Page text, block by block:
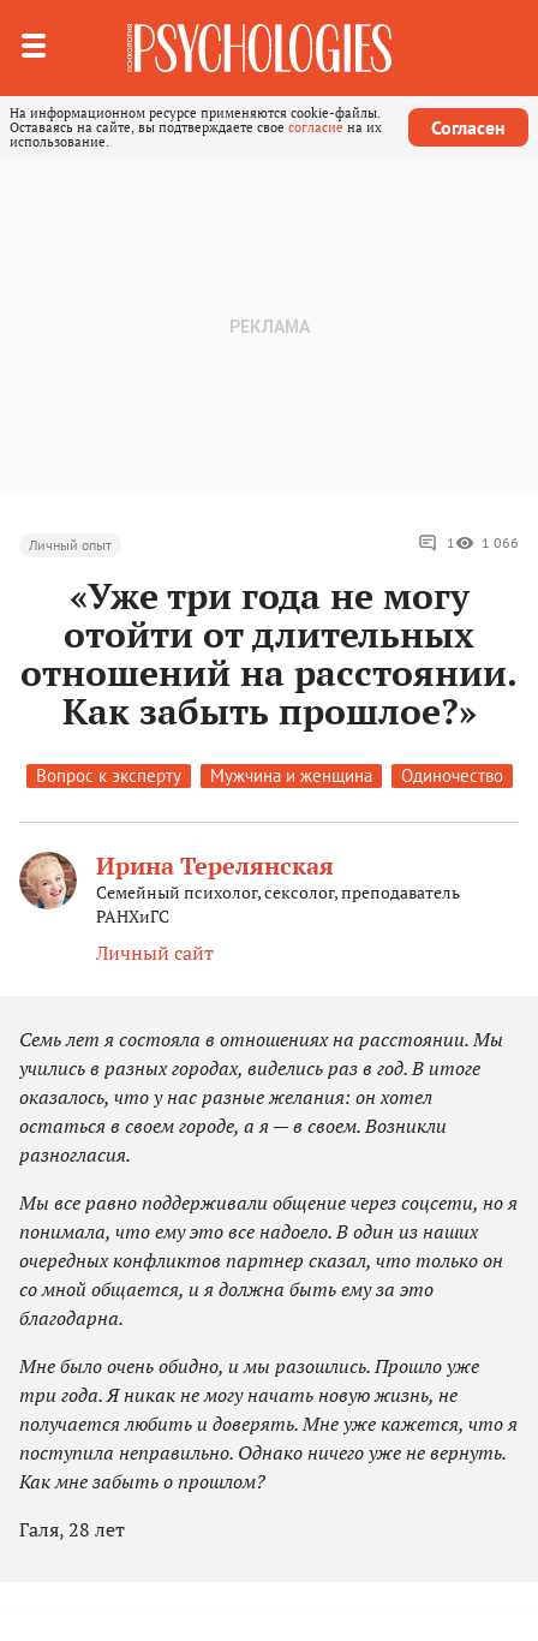
На информационном ресурсе применяются cookie-файлы.
Оставаясь на сайте, вы подтверждаете свое согласие на их
использование.
Согласен
Личный опыт 1 1 066
«Уже три года не могу
отойти от длительных
отношений на расстоянии.
Как забыть прошлое?»
Вопрос к эксперту Мужчина и женщина Одиночество
Ирина Терелянская
Семейный психолог, сексолог, преподаватель
РАНХиГС
Личный сайт
Семь лет я состояла в отношениях на расстоянии. Мы
учились в разных городах, виделись раз в год. В итоге
оказалось, что у нас разные желания: он хотел
остаться в своем городе, а я — в своем. Возникли
разногласия.
Мы все равно поддерживали общение через соцсети, но я
понимала, что ему это все надоело. В один из наших
очередных конфликтов партнер сказал, что только он
со мной общается, и я должна быть ему за это
благодарна.
Мне было очень обидно, и мы разошлись. Прошло уже
три года. Я никак не могу начать новую жизнь, не
получается любить и доверять. Мне уже кажется, что я
поступила неправильно. Однако ничего уже не вернуть.
Как мне забыть о прошлом?
Галя, 28 лет